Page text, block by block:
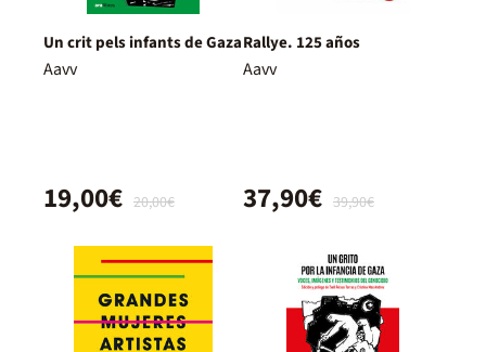
Un crit pels infants de Gaza
Aavv
20,00€
19,00€
Rallye. 125 años
Aavv
39,90€
37,90€